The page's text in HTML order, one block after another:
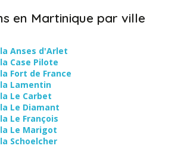
en Martinique par ville
Anses d'Arlet
Case Pilote
Fort de France
Lamentin
Le Carbet
Le Diamant
Le François
Le Marigot
Schoelcher